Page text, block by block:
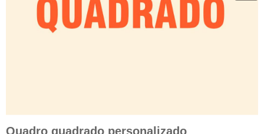
Quadro quadrado personalizado